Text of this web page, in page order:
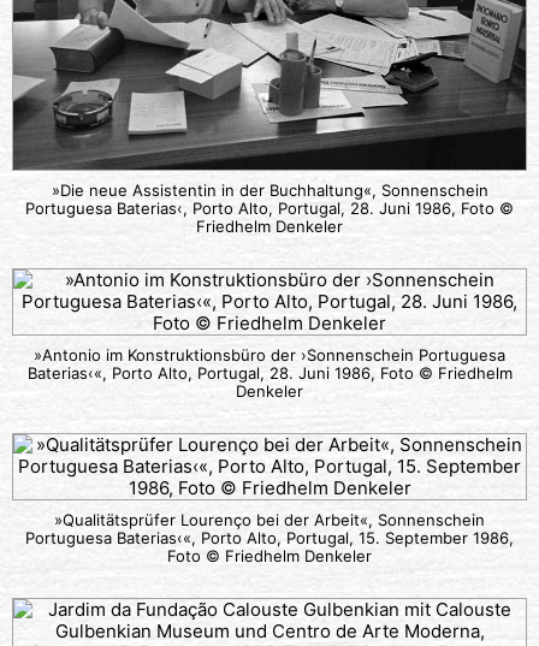
»Die neue Assistentin in der Buchhaltung«, Sonnenschein
Portuguesa Baterias‹, Porto Alto, Portugal, 28. Juni 1986, Foto ©
Friedhelm Denkeler
»Antonio im Konstruktionsbüro der ›Sonnenschein Portuguesa
Baterias‹«, Porto Alto, Portugal, 28. Juni 1986, Foto © Friedhelm
Denkeler
»Qualitätsprüfer Lourenço bei der Arbeit«, Sonnenschein
Portuguesa Baterias‹«, Porto Alto, Portugal, 15. September 1986,
Foto © Friedhelm Denkeler